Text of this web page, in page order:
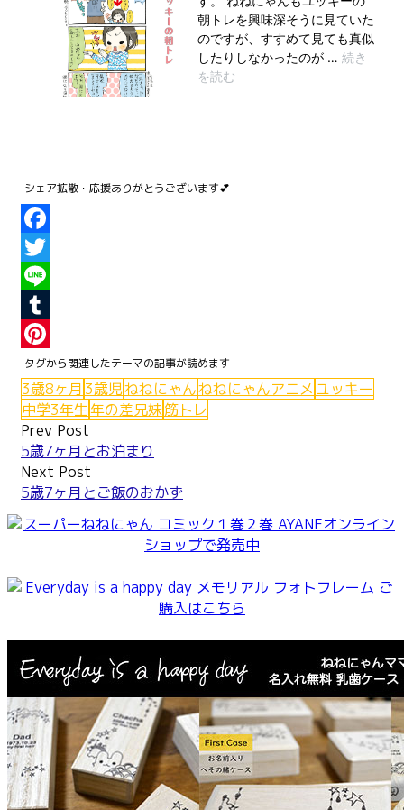
Facebook
Twitter
Line
Tumblr
Pinterest
3歳8ヶ月 3歳児ねねにゃんねねにゃんアニメ ユッキー
中学3年生年の差兄妹筋トレ
Post
navigation
Prev Post
5歳7ヶ月とお泊まり
Next Post
5歳7ヶ月とご飯のおかず